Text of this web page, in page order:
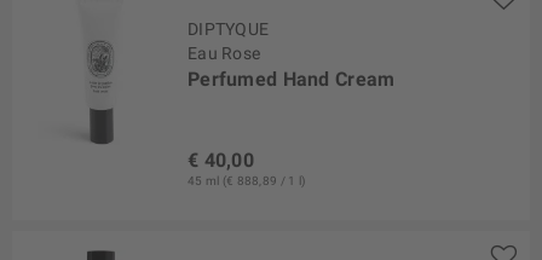
DIPTYQUE
Eau Rose
Perfumed Hand Cream
€ 40,00
45 ml (€ 888,89 / 1 l)